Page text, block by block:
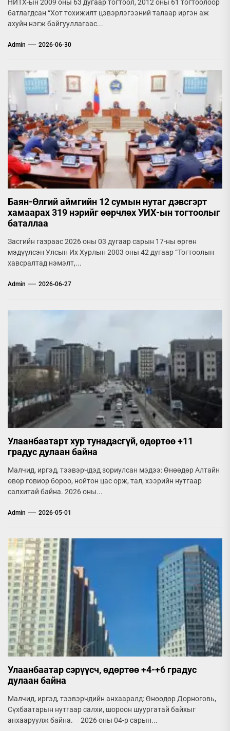
НИТХ-ын 2009 оны 63 дугаар тогтоол, 2012 оны 61 тогтоолоор
батлагдсан “Хот тохижилт цэвэрлэгээний талаар иргэн аж
ахуйн нэгж байгууллагаас...
Admin 2026-06-30
Баян-Өлгий аймгийн 12 сумын нутаг дэвсгэрт
хамаарах 319 нэрийг өөрчлөх УИХ-ын тогтоолыг
баталлаа
Засгийн газраас 2026 оны 03 дугаар сарын 17-ны өргөн
мэдүүлсэн Улсын Их Хурлын 2003 оны 42 дугаар “Тогтоолын
хавсралтад нэмэлт,...
Admin 2026-06-27
Улаанбаатарт хур тунадасгүй, өдөртөө +11
градус дулаан байна
Малчид, иргэд, тээвэрчдэд зориулсан мэдээ: Өнөөдөр Алтайн
өвөр говиор бороо, нойтон цас орж, тал, хээрийн нутгаар
салхитай байна. 2026 оны...
Admin 2026-05-01
Улаанбаатар сэрүүсч, өдөртөө +4-+6 градус
дулаан байна
Малчид, иргэд, тээвэрчдийн анхааралд: Өнөөдөр Дорноговь,
Сүхбаатарын нутгаар салхи, шороон шуургатай байхыг
анхааруулж байна. 2026 оны 04-р сарын...